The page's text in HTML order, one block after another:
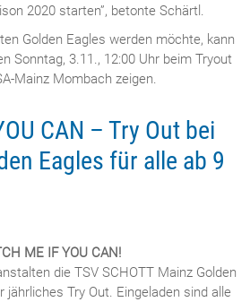
2020 starten”, betonte Schärtl.
Golden Eagles werden möchte, kann
Sonntag, 3.11., 12:00 Uhr beim Tryout
Mainz Mombach zeigen.
CAN – Try Out bei
Eagles für alle ab 9
ME IF YOU CAN!
die TSV SCHOTT Mainz Golden
jährliches Try Out. Eingeladen sind alle